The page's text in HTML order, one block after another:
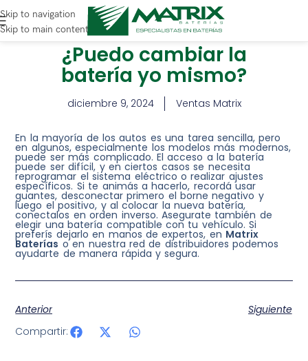
Skip to navigation
Skip to main content
¿Puedo cambiar la
batería yo mismo?
diciembre 9, 2024 Ventas Matrix
En la mayoría de los autos es una tarea sencilla, pero
en algunos, especialmente los modelos más modernos,
puede ser más complicado. El acceso a la batería
puede ser difícil, y en ciertos casos se necesita
reprogramar el sistema eléctrico o realizar ajustes
específicos. Si te animás a hacerlo, recordá usar
guantes, desconectar primero el borne negativo y
luego el positivo, y al colocar la nueva batería,
conectalos en orden inverso. Asegurate también de
elegir una batería compatible con tu vehículo. Si
preferís dejarlo en manos de expertos, en Matrix
Baterías o en nuestra red de distribuidores podemos
ayudarte de manera rápida y segura.
Anterior
Siguiente
Compartir: